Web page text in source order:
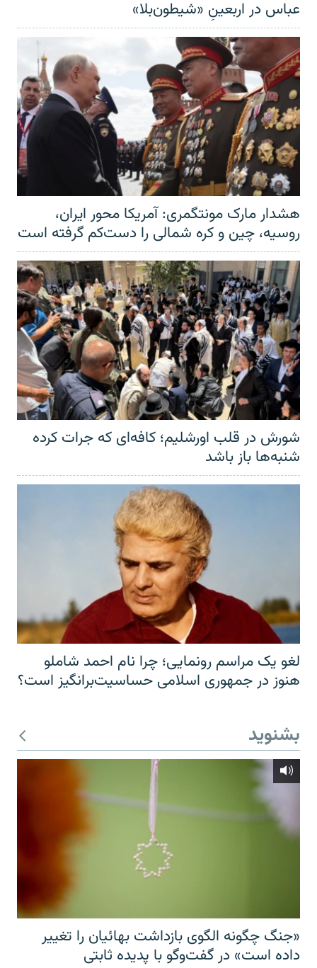
عباس در اربعینِ «شیطون‌بلا»
هشدار مارک مونتگمری: آمریکا محور ایران،
روسیه، چین و کره شمالی را دست‌کم گرفته است
شورش در قلب اورشلیم؛ کافه‌ای که جرات کرده
شنبه‌ها باز باشد
لغو یک مراسم رونمایی؛ چرا نام احمد شاملو
هنوز در جمهوری اسلامی حساسیت‌برانگیز است؟
بشنوید
«جنگ چگونه الگوی بازداشت بهائیان را تغییر
داده است» در گفت‌وگو با پدیده ثابتی